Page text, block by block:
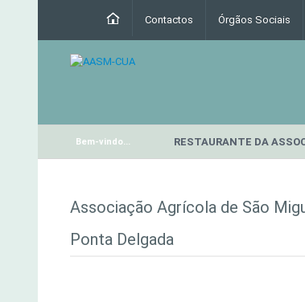
Contactos Órgãos Sociais
Bem-vindo... RESTAURANTE DA
Associação Agrícola de São
Ponta Delgada